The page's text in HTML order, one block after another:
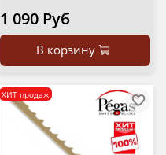
1 090 Руб
В корзину
ХИТ продаж